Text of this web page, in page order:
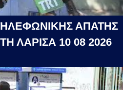
ΑΠΑΤΗΣ
ΛΑΡΙΣΑ 10 08 2026